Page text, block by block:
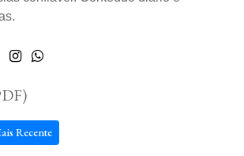
Recente